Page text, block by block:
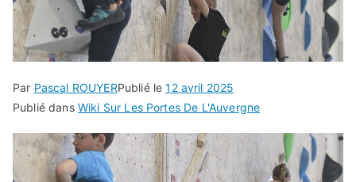
Par Pascal ROUYERPublié le12 avril 2025
Publié dans Wiki Sur Les Portes De L'Auvergne